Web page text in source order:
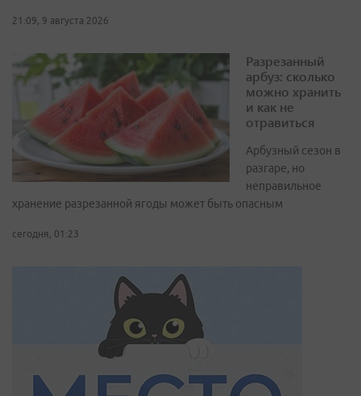
21:09, 9 августа 2026
Разрезанный
арбуз: сколько
можно хранить
и как не
отравиться
Арбузный сезон в
разгаре, но
неправильное
хранение разрезанной ягоды может быть опасным
сегодня, 01:23